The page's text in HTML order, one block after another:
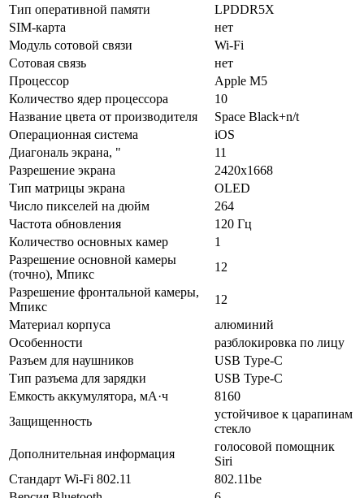
Тип оперативной памяти
LPDDR5X
SIM-карта
нет
Модуль сотовой связи
Wi-Fi
Сотовая связь
нет
Процессор
Apple M5
Количество ядер процессора
10
Название цвета от производителя
Space Black+n/t
Операционная система
iOS
Диагональ экрана, "
11
Разрешение экрана
2420x1668
Тип матрицы экрана
OLED
Число пикселей на дюйм
264
Частота обновления
120 Гц
Количество основных камер
1
Разрешение основной камеры
(точно), Мпикс
12
Разрешение фронтальной камеры,
Мпикс
12
Материал корпуса
алюминий
Особенности
разблокировка по лицу
Разъем для наушников
USB Type-C
Тип разъема для зарядки
USB Type-C
Емкость аккумулятора, мА·ч
8160
Защищенность
устойчивое к царапинам
стекло
Дополнительная информация
голосовой помощник
Siri
Стандарт Wi-Fi 802.11
802.11be